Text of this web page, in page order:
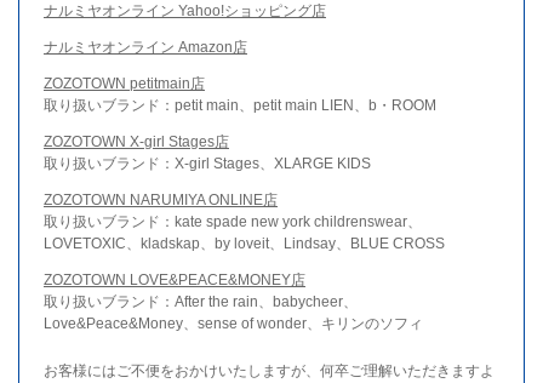
ナルミヤオンライン Yahoo!ショッピング店
ナルミヤオンライン Amazon店
ZOZOTOWN petitmain店
取り扱いブランド：petit main、petit main LIEN、b・ROOM
ZOZOTOWN X-girl Stages店
取り扱いブランド：X-girl Stages、XLARGE KIDS
ZOZOTOWN NARUMIYA ONLINE店
取り扱いブランド：kate spade new york childrenswear、
LOVETOXIC、kladskap、by loveit、Lindsay、BLUE CROSS
ZOZOTOWN LOVE&PEACE&MONEY店
取り扱いブランド：After the rain、babycheer、
Love&Peace&Money、sense of wonder、キリンのソフィ
お客様にはご不便をおかけいたしますが、何卒ご理解いただきますよ